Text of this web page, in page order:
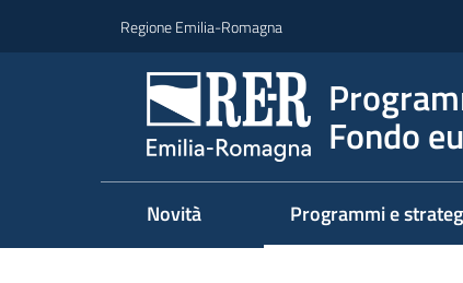
Regione Emilia-Romagna
Fondo
Novità Programmi e